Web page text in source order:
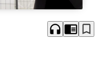
headphones chrome_reader_mode bookmark_border